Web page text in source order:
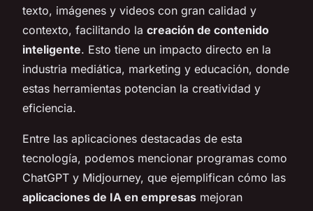
texto, imágenes y videos con gran calidad y
contexto, facilitando la creación de contenido
inteligente. Esto tiene un impacto directo en la
industria mediática, marketing y educación, donde
estas herramientas potencian la creatividad y
eficiencia.
Entre las aplicaciones destacadas de esta
tecnología, podemos mencionar programas como
ChatGPT y Midjourney, que ejemplifican cómo las
aplicaciones de IA en empresas mejoran